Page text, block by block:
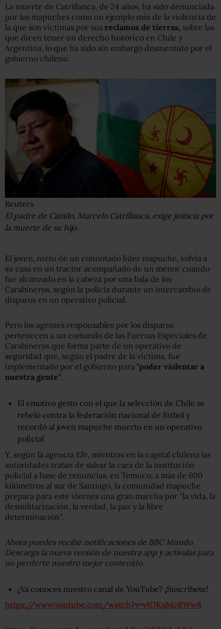
La muerte de Catrillanca, de 24 años, ha sido denunciada
por los mapuches como un ejemplo más de la violencia de
la que son víctimas por sus reclamos de tierras, sobre las
que dicen tener un derecho histórico en Chile y
Argentina, lo que ha sido sin embargo desmentido por el
gobierno chileno.
Reuters
El padre de Camilo, Marcelo Catrillanca, exige justicia por
la muerte de su hijo.
El joven, nieto de un connotado líder mapuche, volvía a
su casa en un tractor acompañado de un menor cuando
fue alcanzado en la cabeza por una bala de los
Carabineros, según la policía durante un intercambio de
disparos en un operativo policial.
Pero los agentes responsables por los disparos
pertenecen a un comando de las Fuerzas Especiales de
Carabineros que forma parte de un operativo de
seguridad que, según el padre de la víctima, fue
implementado por el gobierno para "poder violentar a
nuestra gente".
El emotivo gesto con el que la selección de Chile se
rebeló contra la federación nacional de fútbol y
recordó al joven mapuche muerto en un operativo
policial
Y, según la agencia Efe, mientras en la capital chilena las
autoridades tratan de salvar la cara de la institución
policial a base de renuncias, en Temuco, a más de 600
kilómetros al sur de Santiago, la comunidad mapuche
prepara para este viernes una gran marcha por "la vida, la
desmilitarización, la verdad, la paz y la libre
determinación".
Ahora puedes recibir notificaciones de BBC Mundo.
Descarga la nueva versión de nuestra app y actívalas para
no perderte nuestro mejor contenido.
¿Ya conoces nuestro canal de YouTube? ¡Suscríbete!
https://www.youtube.com/watch?v=y1OKqMcRWw8